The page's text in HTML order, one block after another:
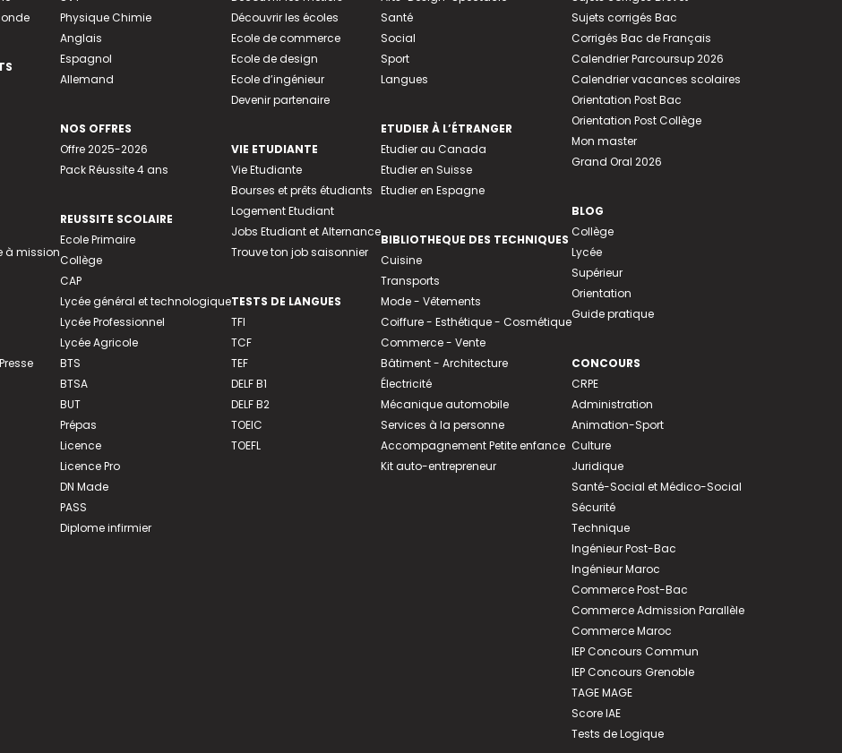
à mission
Physique Chimie
Anglais
Espagnol
Allemand
NOS OFFRES
Offre 2025-2026
Pack Réussite 4 ans
REUSSITE SCOLAIRE
Ecole Primaire
Collège
CAP
Lycée général et technologique
Lycée Professionnel
Lycée Agricole
BTS
BTSA
BUT
Prépas
Licence
Licence Pro
DN Made
PASS
Diplome infirmier
Découvrir les écoles
Ecole de commerce
Ecole de design
Ecole d’ingénieur
Devenir partenaire
VIE ETUDIANTE
Vie Etudiante
Bourses et prêts étudiants
Logement Etudiant
Jobs Etudiant et Alternance
Trouve ton job saisonnier
TESTS DE LANGUES
TFI
TCF
TEF
DELF B1
DELF B2
TOEIC
TOEFL
Santé
Social
Sport
Langues
ETUDIER À L’ÉTRANGER
Etudier au Canada
Etudier en Suisse
Etudier en Espagne
BIBLIOTHEQUE DES TECHNIQUES
Cuisine
Transports
Mode - Vêtements
Coiffure - Esthétique - Cosmétique
Commerce - Vente
Bâtiment - Architecture
Électricité
Mécanique automobile
Services à la personne
Accompagnement Petite enfance
Kit auto-entrepreneur
Sujets corrigés Bac
Corrigés Bac de Français
Calendrier Parcoursup 2026
Calendrier vacances scolaires
Orientation Post Bac
Orientation Post Collège
Mon master
Grand Oral 2026
BLOG
Collège
Lycée
Supérieur
Orientation
Guide pratique
CONCOURS
CRPE
Administration
Animation-Sport
Culture
Juridique
Santé-Social et Médico-Social
Sécurité
Technique
Ingénieur Post-Bac
Ingénieur Maroc
Commerce Post-Bac
Commerce Admission Parallèle
Commerce Maroc
IEP Concours Commun
IEP Concours Grenoble
TAGE MAGE
Score IAE
Tests de Logique